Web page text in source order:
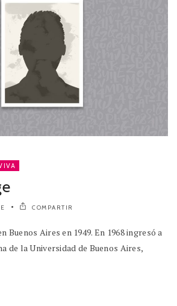
COMPARTIR
Buenos Aires en 1949. En 1968 ingresó a
de la Universidad de Buenos Aires,